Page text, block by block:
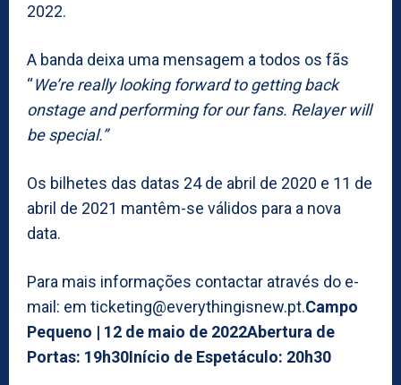
2022.
A banda deixa uma mensagem a todos os fãs
“We’re really looking forward to getting back
onstage and performing for our fans. Relayer will
be special.”
Os bilhetes das datas 24 de abril de 2020 e 11 de
abril de 2021 mantêm-se válidos para a nova
data.
Para mais informações contactar através do e-
mail: em ticketing@everythingisnew.pt.Campo
Pequeno | 12 de maio de 2022Abertura de
Portas: 19h30Início de Espetáculo: 20h30